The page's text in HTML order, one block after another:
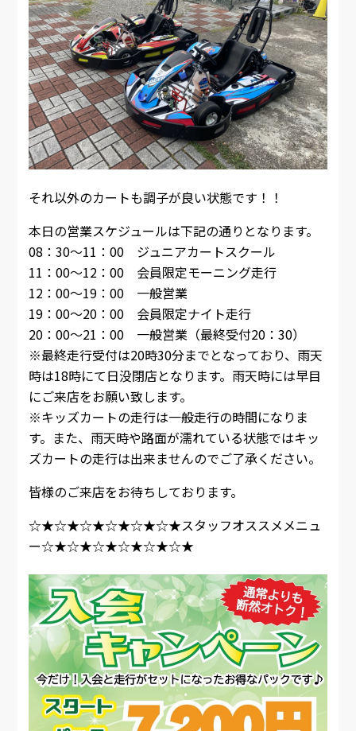
それ以外のカートも調子が良い状態です！！
本日の営業スケジュールは下記の通りとなります。
08：30～11：00 ジュニアカートスクール
11：00～12：00 会員限定モーニング走行
12：00～19：00 一般営業
19：00～20：00 会員限定ナイト走行
20：00～21：00 一般営業（最終受付20：30）
※最終走行受付は20時30分までとなっており、雨天
時は18時にて日没閉店となります。雨天時には早目
にご来店をお願い致します。
※キッズカートの走行は一般走行の時間になりま
す。また、雨天時や路面が濡れている状態ではキッ
ズカートの走行は出来ませんのでご了承ください。
皆様のご来店をお待ちしております。
☆★☆★☆★☆★☆★☆★スタッフオススメメニュ
ー☆★☆★☆★☆★☆★☆★